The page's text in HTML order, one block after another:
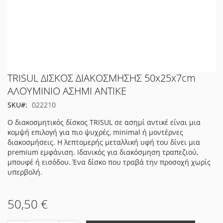
Μετάβαση
στην
αρχή
της
εικόνων
TRISUL ΔΙΣΚΟΣ ΔΙΑΚΟΣΜΗΣΗΣ 50x25x7cm
ΑΛΟΥΜΙΝΙΟ ΑΣΗΜΙ ΑΝΤΙΚΕ
SKU
022210
Ο διακοσμητικός δίσκος TRISUL σε ασημί αντικέ είναι μια
κομψή επιλογή για πιο ψυχρές, minimal ή μοντέρνες
διακοσμήσεις. Η λεπτομερής μεταλλική υφή του δίνει μια
premium εμφάνιση. Ιδανικός για διακόσμηση τραπεζιού,
μπουφέ ή εισόδου. Ένα δίσκο που τραβά την προσοχή χωρίς
υπερβολή.
50,50 €